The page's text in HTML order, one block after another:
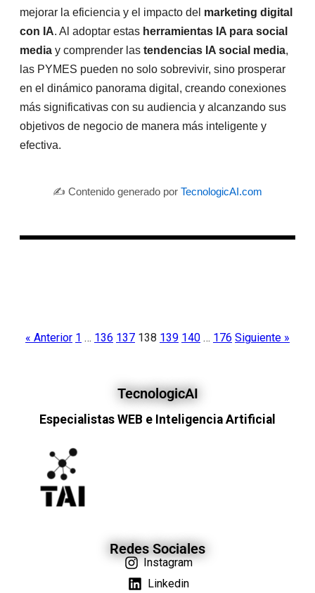
mejorar la eficiencia y el impacto del marketing digital
con IA. Al adoptar estas herramientas IA para social
media y comprender las tendencias IA social media,
las PYMES pueden no solo sobrevivir, sino prosperar
en el dinámico panorama digital, creando conexiones
más significativas con su audiencia y alcanzando sus
objetivos de negocio de manera más inteligente y
efectiva.
✍️ Contenido generado por TecnologicAI.com
« Anterior 1 … 136 137 138 139 140 … 176 Siguiente »
TecnologicAI
Especialistas WEB e Inteligencia Artificial
Redes Sociales
Instagram
Linkedin